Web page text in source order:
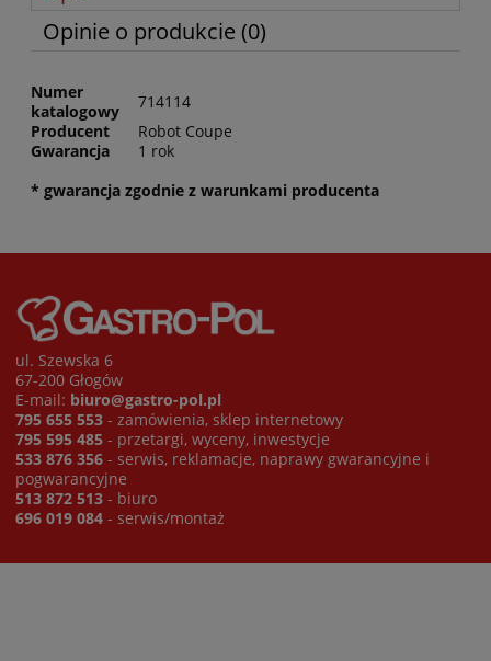
Opinie o produkcie (0)
Numer
katalogowy
714114
Producent
Robot Coupe
Gwarancja
1 rok
* gwarancja zgodnie z warunkami producenta
ul. Szewska 6
67-200 Głogów
E-mail: biuro@gastro-pol.pl
795 655 553 - zamówienia, sklep internetowy
795 595 485 - przetargi, wyceny, inwestycje
533 876 356 - serwis, reklamacje, naprawy gwarancyjne i
pogwarancyjne
513 872 513 - biuro
696 019 084 - serwis/montaż